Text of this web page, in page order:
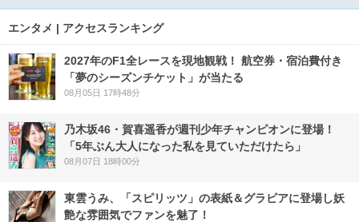
エンタメ | アクセスランキング
2027年のF1全レースを現地観戦！ 航空券・宿泊費付き
「夢のシーズンチケット」が当たる
08月05日 17時48分
乃木坂46・賀喜遥香が週刊少年チャンピオンに登場！
「5年ぶん大人になった私を見ていただけたら」
08月07日 18時00分
東雲うみ、「スピリッツ」の表紙＆グラビアに登場し妖
艶な雰囲気でファンを魅了！